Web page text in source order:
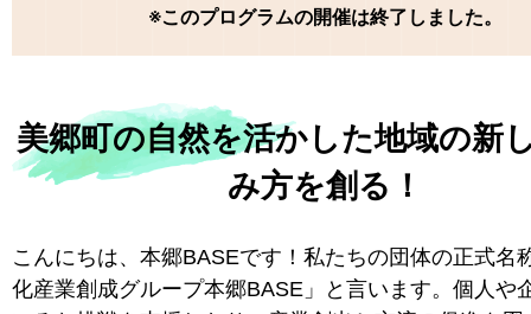
※このプログラムの開催は終了しました。
美郷町の自然を活かした地域の新
み方を創る！
こんにちは、本郷BASEです！私たちの団体の正式名
化産業創成グループ本郷BASE」と言います。個人や